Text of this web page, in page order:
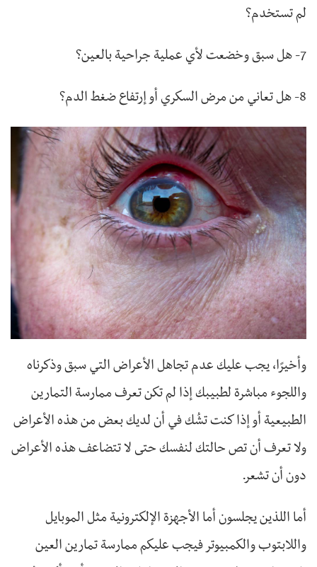
لم تستخدم؟
7- هل سبق وخضعت لأي عملية جراحية بالعين؟
8- هل تعاني من مرض السكري أو إرتفاع ضغط الدم؟
وأخيرًا، يجب عليك عدم تجاهل الأعراض التي سبق وذكرناه
واللجوء مباشرة لطبيبك إذا لم تكن تعرف ممارسة التمارين
الطبيعية أو إذا كنت تشُك في أن لديك بعض من هذه الأعراض
ولا تعرف أن تص حالتك لنفسك حتى لا تتضاعف هذه الأعراض
دون أن تشعر.
أما اللذين يجلسون أما الأجهزة الإلكترونية مثل الموبايل
واللابتوب والكمبيوتر فيجب عليكم ممارسة تمارين العين